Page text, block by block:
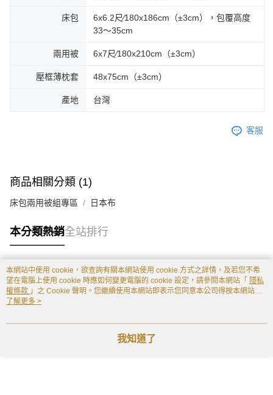
床包
6x6.2尺∕180x186cm（±3cm），包覆高度
33～35cm
兩用被 6x7尺∕180x210cm（±3cm）
壓框薄枕套 48x75cm（±3cm）
產地 台灣
客服
商品相關分類 (1)
床包兩用被組專區 日本布
本分類熱銷全站排行
熱門標籤
本網站中使用 cookie，欲查詢有關本網站使用 cookie 方式之詳情，及若您不希
望在電腦上使用 cookie 時應如何變更電腦的 cookie 設定，請參閱本網站「 隱私
權條款 」之 Cookie 聲明。您繼續使用本網站即表示您同意本公司得按本網站使
用條款之 Cookie 聲明使用 cookie。
了解更多 >
我知道了